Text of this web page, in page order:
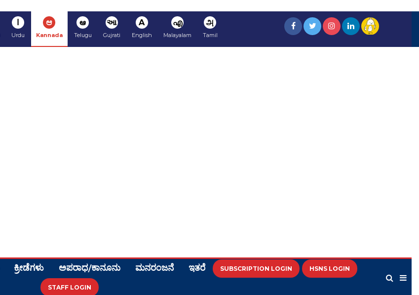
ا
Urdu
ಆ
Kannada
ఆ
Telugu
આ
Gujrati
A
English
എ
Malayalam
அ
Tamil
ಕ್ರೀಡೆಗಳು ಅಪರಾಧ/ಕಾನೂನು ಮನರಂಜನೆ ಇತರೆ SUBSCRIPTION LOGIN HSNS LOGIN
STAFF LOGIN